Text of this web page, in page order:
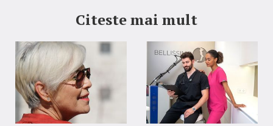
Citeste mai mult